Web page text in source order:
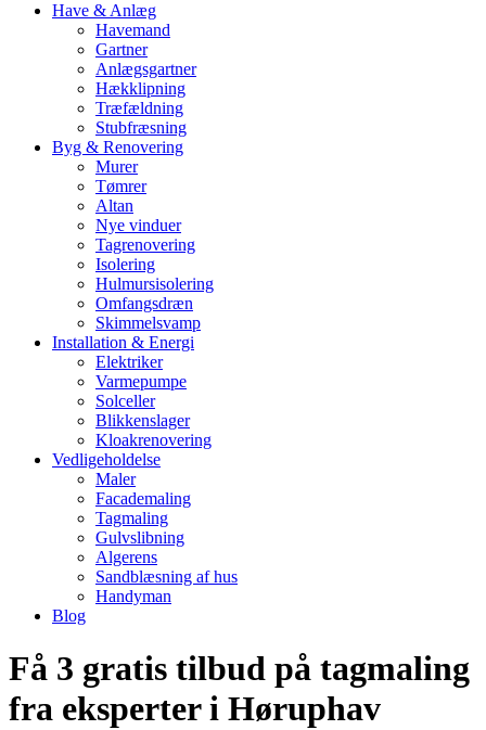
Have & Anlæg
Havemand
Gartner
Anlægsgartner
Hækklipning
Træfældning
Stubfræsning
Byg & Renovering
Murer
Tømrer
Altan
Nye vinduer
Tagrenovering
Isolering
Hulmursisolering
Omfangsdræn
Skimmelsvamp
Installation & Energi
Elektriker
Varmepumpe
Solceller
Blikkenslager
Kloakrenovering
Vedligeholdelse
Maler
Facademaling
Tagmaling
Gulvslibning
Algerens
Sandblæsning af hus
Handyman
Blog
Få 3 gratis tilbud på tagmaling
fra eksperter i Høruphav